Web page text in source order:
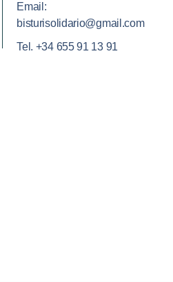
Email:
bisturisolidario@gmail.com
Tel. +34 655 91 13 91